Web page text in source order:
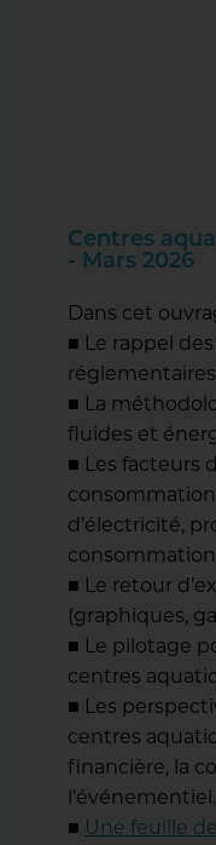
Centres
- Mars 2026
Dans cet
■ Le rappel
réglementaires
■ La
fluides et
■ Les facteurs
d’électricité,
■ Le retour
(graphiques,
■ Le pilotage
centres
■ Les
centres
financière, la
■ Une feuille